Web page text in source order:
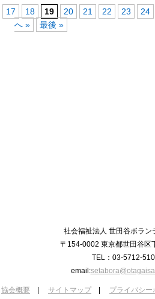
17 18 19 20 21 22 23 24
へ »
最後 »
社会福祉法人 世田谷ボラン
〒154-0002 東京都世田谷区
TEL：03-5712-
email:
協会概要 サイトマップ プライバシー